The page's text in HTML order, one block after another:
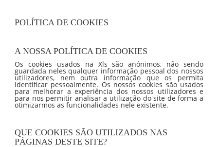
POLÍTICA DE COOKIES
A NOSSA POLÍTICA DE COOKIES
Os cookies usados na Xls são anónimos, não sendo
guardada neles qualquer informação pessoal dos nossos
utilizadores, nem outra informação que os permita
identificar pessoalmente. Os nossos cookies são usados
para melhorar a experiência dos nossos utilizadores e
para nos permitir analisar a utilização do site de forma a
otimizarmos as funcionalidades nele existente.
QUE COOKIES SÃO UTILIZADOS NAS
PÁGINAS DESTE SITE?